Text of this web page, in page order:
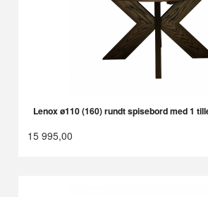
Lenox ø110 (160) rundt spisebord med 1
15 995,00